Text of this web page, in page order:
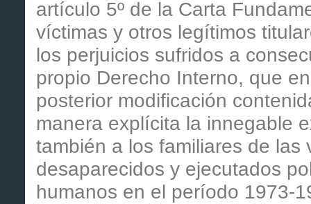
artículo 5º de la Carta
víctimas y otros legítimos
los perjuicios sufridos a
propio Derecho Interno, que
posterior modificación
manera explícita la innegable
también a los familiares de
desaparecidos y ejecutados
humanos en el período 1973-